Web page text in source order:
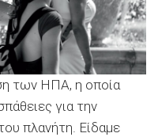
των ΗΠΑ, η οποία
για την
πλανήτη. Είδαμε